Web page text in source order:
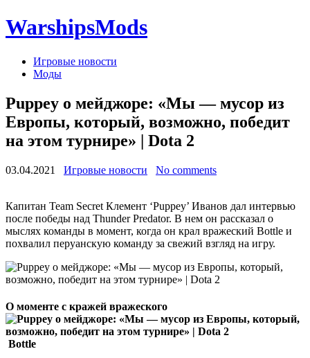
WarshipsMods
Игровые новости
Моды
Puppey о мейджоре: «Мы — мусор из
Европы, который, возможно, победит
на этом турнире» | Dota 2
03.04.2021 Игровые новости No comments
Капитан Team Secret Клемент ‘Puppey’ Иванов дал интервью
после победы над Thunder Predator. В нем он рассказал о
мыслях команды в момент, когда он крал вражеский Bottle и
похвалил перуанскую команду за свежий взгляд на игру.
О моменте с кражей вражеского
Bottle